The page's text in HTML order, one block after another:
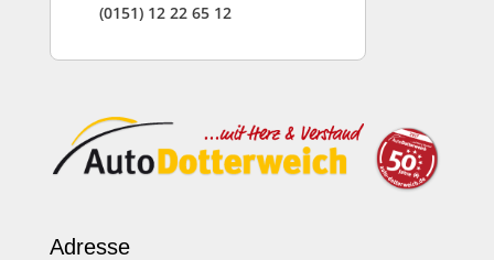
(0151) 12 22 65 12
Adresse